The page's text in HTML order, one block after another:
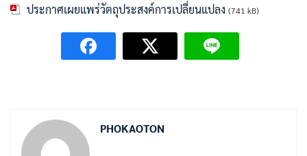
ประกาศเผยแพร่วัตถุประสงค์การเปลี่ยนแปลง (741 kB)
PHOKAOTON